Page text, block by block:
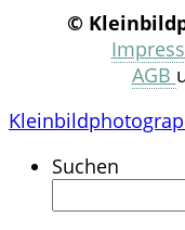
©
AGB
Suchen